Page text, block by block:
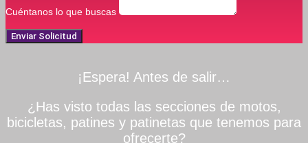
Cuéntanos lo que buscas
Enviar Solicitud
¡Espera! Antes de salir…
¿Has visto todas las secciones de motos,
bicicletas, patines y patinetas que tenemos para
ofrecerte?